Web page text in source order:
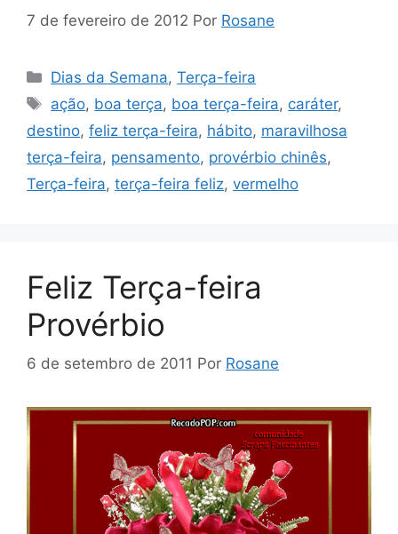
7 de fevereiro de 2012 Por Rosane
Categorias
Dias da Semana,Terça-feira
Tags
ação, boa terça, boa terça-feira, caráter,
destino, feliz terça-feira, hábito, maravilhosa
terça-feira, pensamento, provérbio chinês,
Terça-feira, terça-feira feliz, vermelho
Feliz Terça-feira
Provérbio
6 de setembro de 2011 Por Rosane